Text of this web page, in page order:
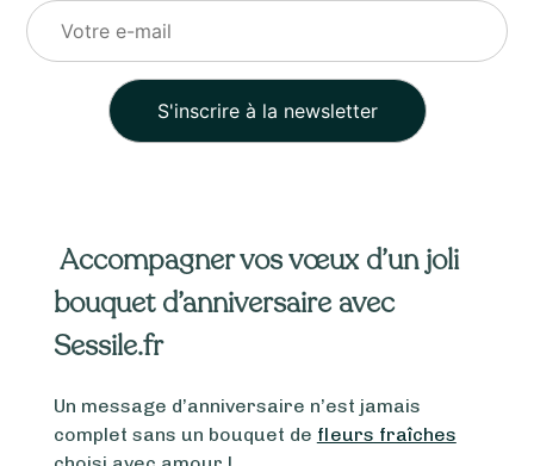
champ
vide.
Accompagner vos vœux d’un joli
bouquet d’anniversaire avec
Sessile.fr
Un message d’anniversaire n’est jamais
complet sans un bouquet de fleurs fraîches